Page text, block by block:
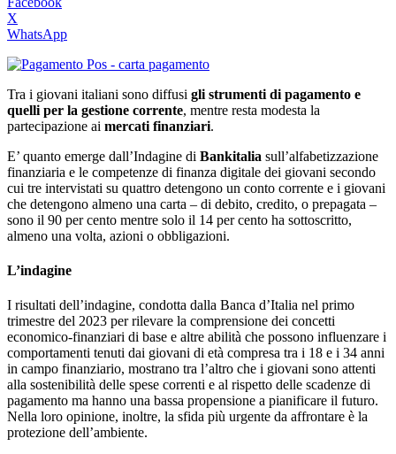
X
WhatsApp
Tra i giovani italiani sono diffusi gli strumenti di pagamento e
quelli per la gestione corrente, mentre resta modesta la
partecipazione ai mercati finanziari.
E’ quanto emerge dall’Indagine di Bankitalia sull’alfabetizzazione
finanziaria e le competenze di finanza digitale dei giovani secondo
cui tre intervistati su quattro detengono un conto corrente e i giovani
che detengono almeno una carta – di debito, credito, o prepagata –
sono il 90 per cento mentre solo il 14 per cento ha sottoscritto,
almeno una volta, azioni o obbligazioni.
L’indagine
I risultati dell’indagine, condotta dalla Banca d’Italia nel primo
trimestre del 2023 per rilevare la comprensione dei concetti
economico-finanziari di base e altre abilità che possono influenzare i
comportamenti tenuti dai giovani di età compresa tra i 18 e i 34 anni
in campo finanziario, mostrano tra l’altro che i giovani sono attenti
alla sostenibilità delle spese correnti e al rispetto delle scadenze di
pagamento ma hanno una bassa propensione a pianificare il futuro.
Nella loro opinione, inoltre, la sfida più urgente da affrontare è la
protezione dell’ambiente.